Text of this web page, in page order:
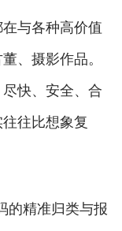
与各种高价值
、摄影作品。
快、安全、合
往比想象复
的精准归类与报